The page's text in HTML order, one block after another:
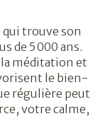
trouve son
de 5 000 ans.
méditation et
le bien-
régulière peut
votre calme,